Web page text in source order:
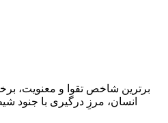
برترین شاخص تقوا و معنویت،
انسان، مرزِ درگیری با جنود